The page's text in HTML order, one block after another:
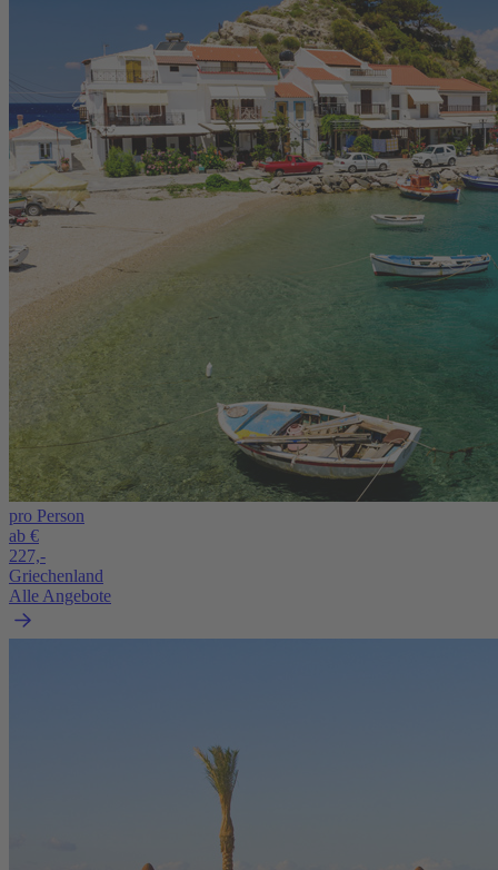
pro Person
ab €
227,-
Griechenland
Alle Angebote